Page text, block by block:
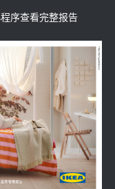
序查看完整报告